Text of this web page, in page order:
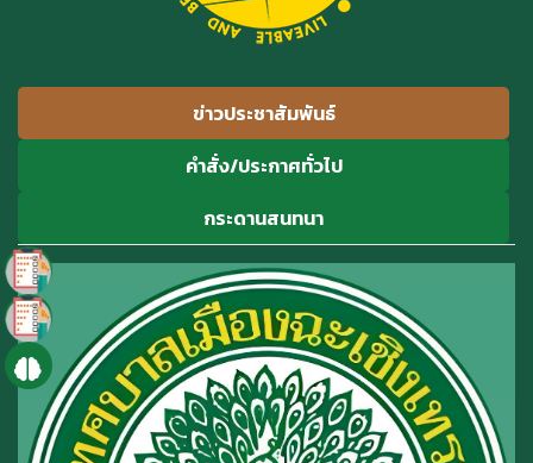
ข่าวประชาสัมพันธ์
คำสั่ง/ประกาศทั่วไป
กระดานสนทนา